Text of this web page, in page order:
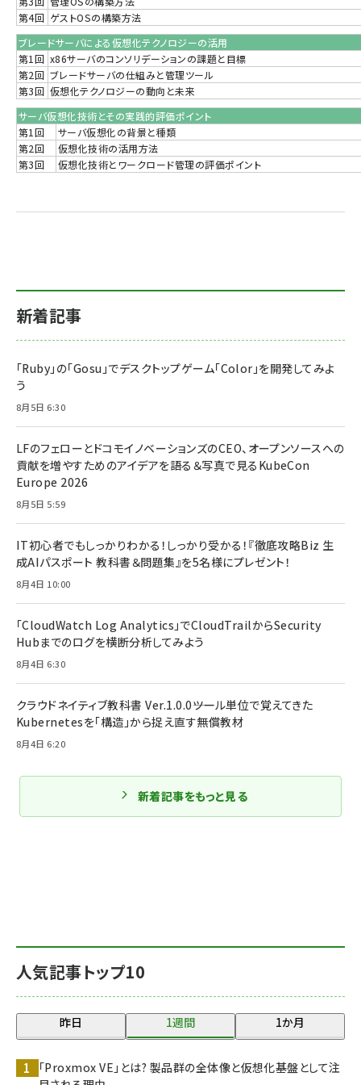
第4回 ゲストOSの構築方法
ブレードサーバによる仮想化テクノロジーの活用
第1回 x86サーバのコンソリデーションの課題と目標
第2回 ブレードサーバの仕組みと管理ツール
第3回 仮想化テクノロジーの動向と未来
サーバ仮想化技術とその実践的評価ポイント
第1回
サーバ仮想化の背景と種類
第2回
仮想化技術の活用方法
第3回
仮想化技術とワークロード管理の評価ポイント
人気記事トップ10
昨日 1週間 1か月
「Proxmox VE」とは? 製品群の全体像と仮想化基盤として注
新着記事
「Ruby」の「Gosu」でデスクトップゲーム「Color」を開発してみよ
う
8月5日 6:30
LFのフェローとドコモイノベーションズのCEO、オープンソースへの
貢献を増やすためのアイデアを語る＆写真で見るKubeCon
Europe 2026
8月5日 5:59
IT初心者でもしっかりわかる！しっかり受かる！『徹底攻略Biz 生
成AIパスポート 教科書＆問題集』を5名様にプレゼント！
8月4日 10:00
「CloudWatch Log Analytics」でCloudTrailからSecurity
Hubまでのログを横断分析してみよう
8月4日 6:30
クラウドネイティブ教科書 Ver.1.0.0――ツール単位で覚えてきた
Kubernetesを「構造」から捉え直す無償教材
8月4日 6:20
新着記事をもっと見る